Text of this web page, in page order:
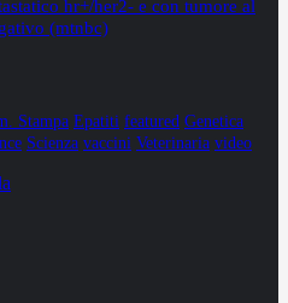
hr+/her2- e con tumore al
(mtnbc)
Stampa Epatiti featured Genetica
Scienza vaccini Veterinaria video